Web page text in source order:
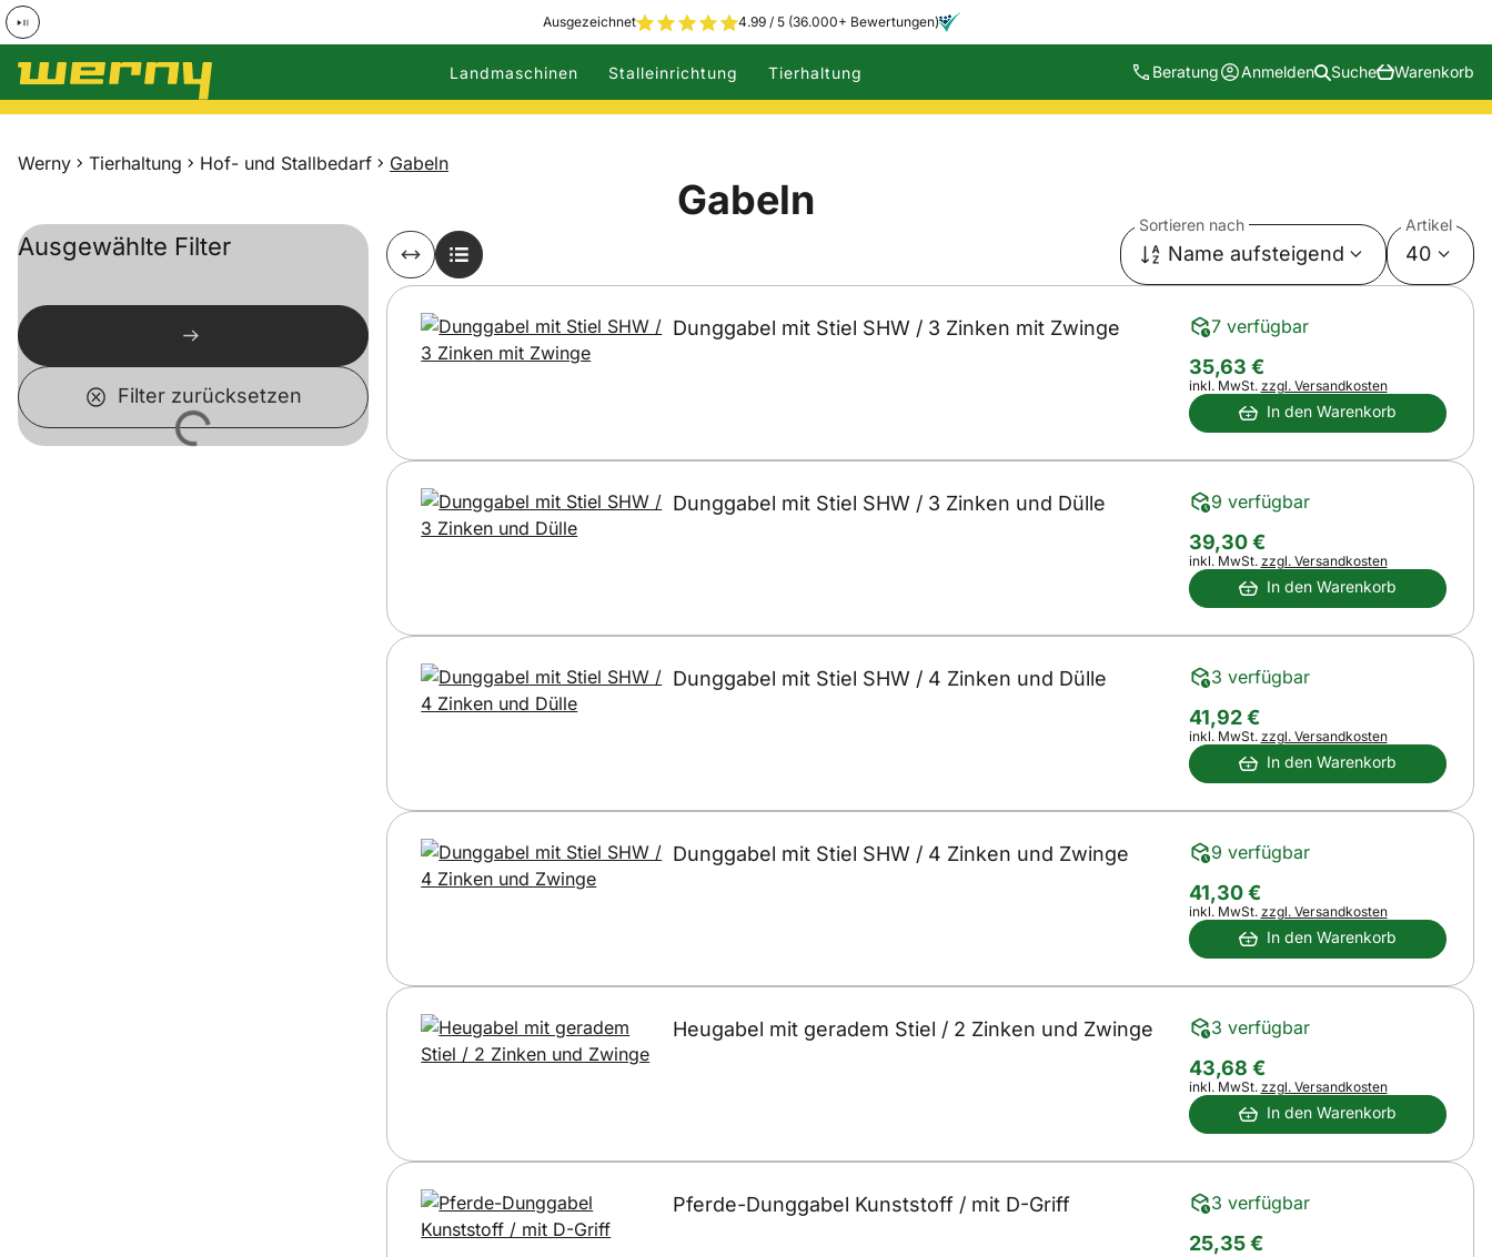
Ausgezeichnet 4.99 / 5 (36.000+ Bewertungen)
Zum Hauptinhalt springen
Landmaschinen Stalleinrichtung Tierhaltung Beratung Anmelden Suche Warenkorb
Werny Tierhaltung Hof- und Stallbedarf Gabeln
Gabeln
Lädt
Ausgewählte Filter
Filter zurücksetzen
Sortieren nach
Name aufsteigend
Artikel
40
Dunggabel mit Stiel SHW / 3 Zinken mit Zwinge 7 verfügbar
35,63 €
Steuerhinweis:
inkl. MwSt. zzgl. Versandkosten
In den Warenkorb
Dunggabel mit Stiel SHW / 3 Zinken und Dülle 9 verfügbar
39,30€
Steuerhinweis:
inkl. MwSt. zzgl. Versandkosten
In den Warenkorb
Dunggabel mit Stiel SHW / 4 Zinken und Dülle 3 verfügbar
41,92€
Steuerhinweis:
inkl. MwSt. zzgl. Versandkosten
In den Warenkorb
Dunggabel mit Stiel SHW / 4 Zinken und Zwinge 9 verfügbar
41,30€
Steuerhinweis:
inkl. MwSt. zzgl. Versandkosten
In den Warenkorb
Heugabel mit geradem Stiel / 2 Zinken und Zwinge 3 verfügbar
43,68 €
Steuerhinweis:
inkl. MwSt. zzgl. Versandkosten
In den Warenkorb
Pferde-Dunggabel Kunststoff / mit D-Griff 3 verfügbar
25,35€